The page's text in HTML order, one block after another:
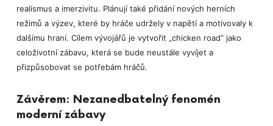
realismus a imerzivitu. Plánují také přidání nových herních
režimů a výzev, které by hráče udržely v napětí a motivovaly k
dalšímu hraní. Cílem vývojářů je vytvořit „chicken road“ jako
celoživotní zábavu, která se bude neustále vyvíjet a
přizpůsobovat se potřebám hráčů.
Závěrem: Nezanedbatelný fenomén
moderní zábavy